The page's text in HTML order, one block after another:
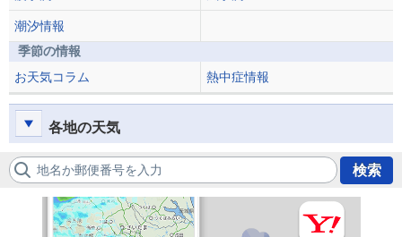
潮汐情報
季節の情報
お天気コラム
熱中症情報
各地の天気
地名か郵便番号を入力 検索